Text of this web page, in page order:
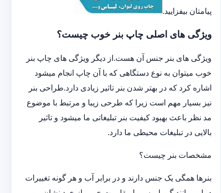
پیامتان بیفزایید.
ویژگی های اصلی چاپ بنر خوب چیست؟
ویژگی های بنر جنس آن هست.از دیگر ویژگی های چاپ بنر
خوب میتوان به نوع دستگاهی که با آن چاپ انجام میشود
اشاره کرد که در بهتر شدن بنر تاثیر زیادی دارد.طراحی بنر
نیز بسیار مهم است زیرا که طرحی زیبا و مرتبط با موضوع
مد نظر باعث بهبود کیفیت بنر تبلیغاتی ما میشود و تاثیر
بالایی در تبلیغات محیطی ما دارد.
مشخصات بنر چیست؟
بنرها همگی یک جنس دارند و در برابر آب و هر گونه تغییرات